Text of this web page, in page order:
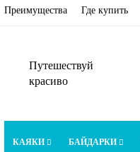
Преимущества Где купить
Путешествуй
красиво
КАЯКИ БАЙДАРКИ